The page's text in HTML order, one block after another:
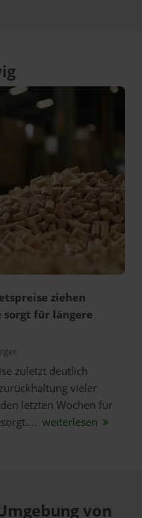
ziehen
sorgt für längere
zuletzt deutlich
vieler
letzten Wochen für
weiterlesen
von